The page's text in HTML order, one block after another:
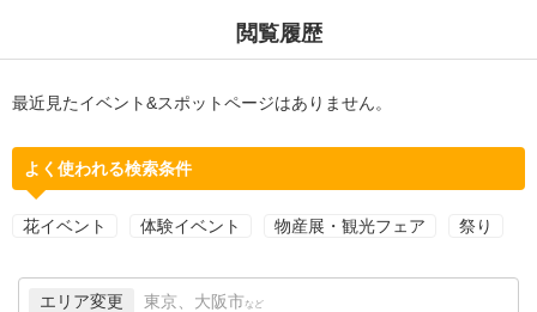
閲覧履歴
最近見たイベント&スポットページはありません。
よく使われる検索条件
花イベント 体験イベント 物産展・観光フェア 祭り
エリア変更 東京、大阪市 など